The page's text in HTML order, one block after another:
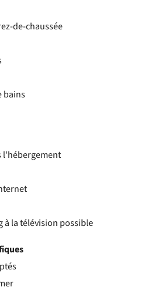
de-chaussée
bains
la télévision possible